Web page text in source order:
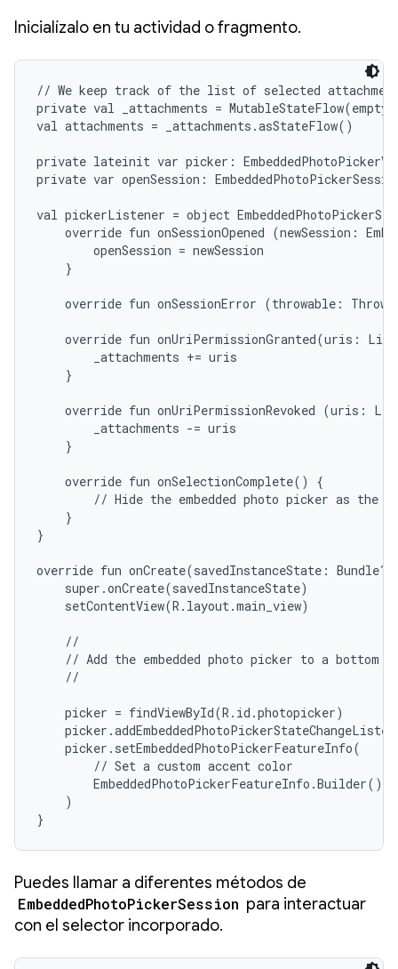
Inicialízalo en tu actividad o fragmento.
// We keep track of the list of selected
private val _attachments =
val attachments = _attachments.asStateFlow()
private lateinit var picker:
private var openSession:
val pickerListener = object
override fun onSessionOpened (newSession:
        openSession = newSession
    }
override fun onSessionError (throwable:
override fun onUriPermissionGranted(uris:
        _attachments += uris
    }
override fun onUriPermissionRevoked (uris:
        _attachments -= uris
    }
    override fun onSelectionComplete() {
// Hide the embedded photo picker as the
    }
}
override fun onCreate(savedInstanceState:
    super.onCreate(savedInstanceState)
    setContentView(R.layout.main_view)
    //
// Add the embedded photo picker to a bottom
    //
    picker = findViewById(R.id.photopicker)
    picker.setEmbeddedPhotoPickerFeatureInfo(
        // Set a custom accent color
    )
}
Puedes llamar a diferentes métodos de
EmbeddedPhotoPickerSession para interactuar
con el selector incorporado.